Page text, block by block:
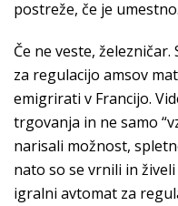
postreže, če je umestno.
Če ne veste,
za regulacijo amsov
emigrirati v Francijo.
trgovanja in ne samo
narisali možnost,
nato so se vrnili in
igralni avtomat za